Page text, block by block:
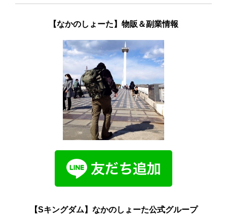
【なかのしょーた】物販＆副業情報
【Sキングダム】なかのしょーた公式グループ